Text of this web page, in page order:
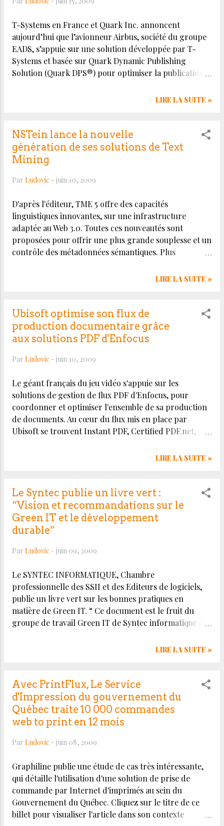
avec ...
T-Systems en France et Quark Inc. annoncent
aujourd’hui que l’avionneur Airbus, société du groupe
EADS, s’appuie sur une solution développée par T-
Systems et basée sur Quark Dynamic Publishing
Solution (Quark DPS®) pour optimiser la publication
dans le monde entier. Quark DPS relie des fonctions
travail automatisés, et de la gestion de contenus à la
publication d'informations personnalisées sur
différents canaux. Cette approche permet de
rationaliser les flux de travail, d'augmenter la
productivité, de réduire les coûts globaux et de
Source :
http://dynamicpublishing.quark.com/pressdetail.aspx?
nid=2419&lang=FR
LIRE LA SUITE »
NSTein lance la nouvelle
génération de ses solutions de Text
Mining
Par Ludovic - juin 10, 2009
D'après l'éditeur, TME 5 offre des capacités
linguistiques innovantes, sur une infrastructure
adaptée au Web 3.0. Toutes ces nouveautés sont
proposées pour offrir une plus grande souplesse et un
contrôle des métadonnées sémantiques. Plus
LIRE LA SUITE »
Ubisoft optimise son flux de
production documentaire grâce
aux solutions PDF d'Enfocus
Par Ludovic - juin 10, 2009
Le géant français du jeu vidéo s'appuie sur les
solutions de gestion de flux PDF d'Enfocus, pour
coordonner et optimiser l'ensemble de sa production
de documents. Au cœur du flux mis en place par
Ubisoft se trouvent Instant PDF, Certified PDF.net,
LIRE LA SUITE »
Le Syntec publie un livre vert :
“Vision et recommandations sur le
Green IT et le développement
durable”
Par Ludovic - juin 09, 2009
Le SYNTEC INFORMATIQUE, Chambre
professionnelle des SSII et des Editeurs de logiciels,
publie un livre vert sur les bonnes pratiques en
matière de Green IT. “ Ce document est le fruit du
groupe de travail Green IT de Syntec informatique qui
professionnelle ayant une démarche, des projets ou
afin de vous donner les moyens de mettre en place
une politique informatique plus responsable et
durable. C’est l’objet du Livre Vert de Syntec
informatique. Ce document ne vise pas à faire un état
des lieux, mais plutôt à restituer la problématique de
manière simple et à fournir des recommandations.”
dans son contexte original.
LIRE LA SUITE »
Avec PrintFlux, Le Service
d'Impression du gouvernement du
Québec traite 10 000 commandes
web to print en 12 mois
Par Ludovic - juin 08, 2009
Graphiline publie une étude de cas très intéressante,
qui détaille l'utilisation d'une solution de prise de
commande par Internet d'imprimés au sein du
Gouvernement du Québec. Cliquez sur le titre de ce
billet pour visualiser l'article dans son contexte